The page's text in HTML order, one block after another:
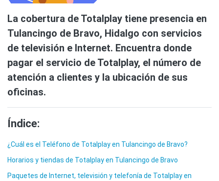
La cobertura de Totalplay tiene presencia en
Tulancingo de Bravo, Hidalgo con servicios
de televisión e Internet. Encuentra donde
pagar el servicio de Totalplay, el número de
atención a clientes y la ubicación de sus
oficinas.
Índice:
¿Cuál es el Teléfono de Totalplay en Tulancingo de Bravo?
Horarios y tiendas de Totalplay en Tulancingo de Bravo
Paquetes de Internet, televisión y telefonía de Totalplay en